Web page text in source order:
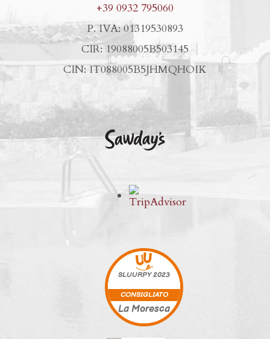
+39 0932 795060
P. IVA: 01319530893
CIR: 19088005B503145
CIN: IT088005B5JHMQHOIK
SLUURPY2023
CONSIGLIATO
La Moresca